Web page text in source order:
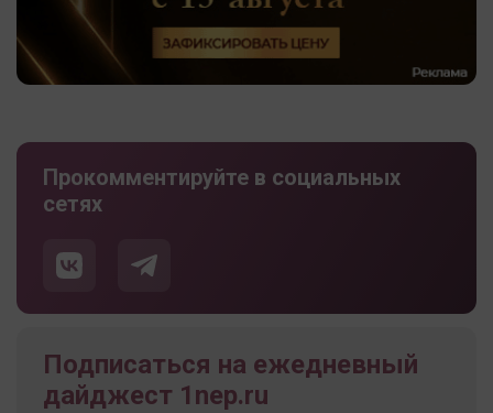
Прокомментируйте в социальных
сетях
Подписаться на ежедневный
дайджест 1nep.ru